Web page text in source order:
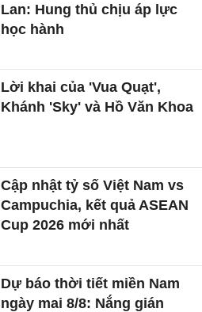
Lan: Hung thủ chịu áp lực
học hành
Lời khai của 'Vua Quạt',
Khánh 'Sky' và Hồ Văn Khoa
Cập nhật tỷ số Việt Nam vs
Campuchia, kết quả ASEAN
Cup 2026 mới nhất
Dự báo thời tiết miền Nam
ngày mai 8/8: Nắng gián